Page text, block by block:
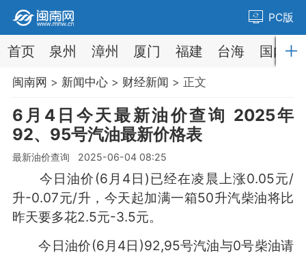
PC版
首页 泉州 漳州 厦门 福建 台海 国内
闽南网 > 新闻中心> 财经新闻 > 正文
6月4日今天最新油价查询 2025年
92、95号汽油最新价格表
最新油价查询 2025-06-04 08:25
今日油价(6月4日)已经在凌晨上涨0.05元/
升-0.07元/升，今天起加满一箱50升汽柴油将比
昨天要多花2.5元-3.5元。
今日油价(6月4日)92,95号汽油与0号柴油请